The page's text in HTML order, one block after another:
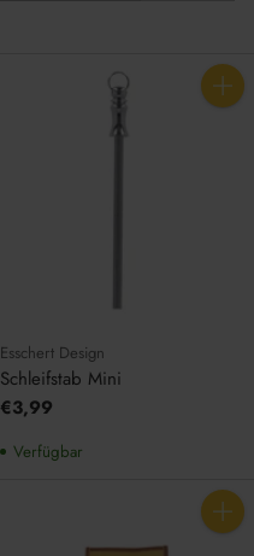
Anzahl
Esschert Design
Schleifstab Mini
€3,99
Verfügbar
Anzahl